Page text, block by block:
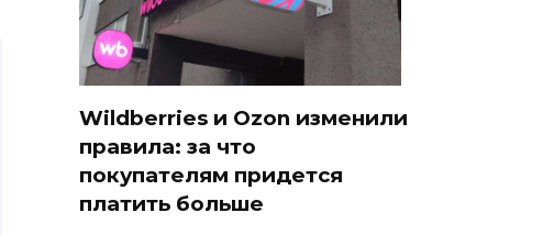
Wildberries и Ozon изменили
правила: за что
покупателям придется
платить больше